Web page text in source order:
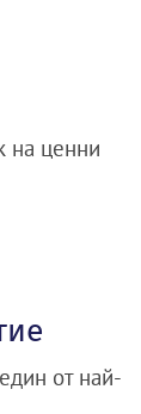
на ценни
от най-